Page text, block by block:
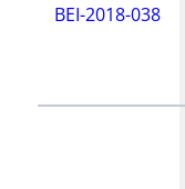
BEI-2018-038